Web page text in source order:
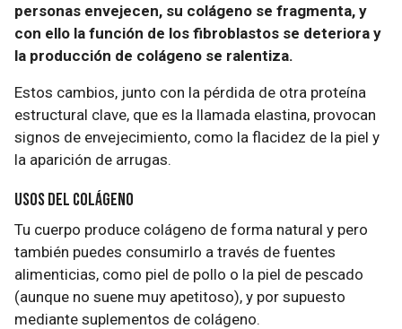
personas envejecen, su colágeno se fragmenta, y
con ello la función de los fibroblastos se deteriora y
la producción de colágeno se ralentiza.
Estos cambios, junto con la pérdida de otra proteína
estructural clave, que es la llamada elastina, provocan
signos de envejecimiento, como la flacidez de la piel y
la aparición de arrugas.
Usos del colágeno
Tu cuerpo produce colágeno de forma natural y pero
también puedes consumirlo a través de fuentes
alimenticias, como piel de pollo o la piel de pescado
(aunque no suene muy apetitoso), y por supuesto
mediante suplementos de colágeno.